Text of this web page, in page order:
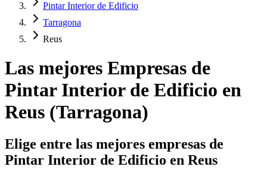
Pintar Interior de Edificio
Tarragona
Reus
Las mejores Empresas de
Pintar Interior de Edificio en
Reus (Tarragona)
Elige entre las mejores empresas de
Pintar Interior de Edificio en Reus